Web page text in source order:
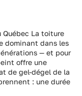
La toiture
dominant dans les
— et pour
offre une
de gel-dégel de la
: une durée